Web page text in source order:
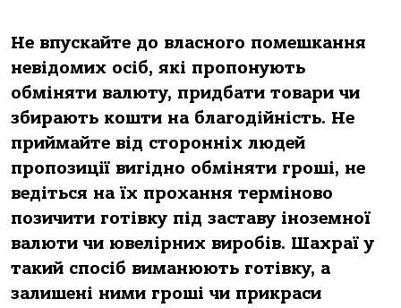
Не впускайте до власного помешкання
невідомих осіб, які пропонують
обміняти валюту, придбати товари чи
збирають кошти на благодійність. Не
приймайте від сторонніх людей
пропозиції вигідно обміняти гроші, не
ведіться на їх прохання терміново
позичити готівку під заставу іноземної
валюти чи ювелірних виробів. Шахраї у
такий спосіб виманюють готівку, а
залишені ними гроші чи прикраси